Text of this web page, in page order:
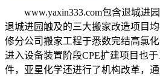
www.yaxin333.com包含退城进园
退城进园触及的三大搬家改造项目
修分公司搬家工程于悉数完结高氯
进入设备装置阶段CPE扩建项目也
件，亚星化学还进行了机构改革，